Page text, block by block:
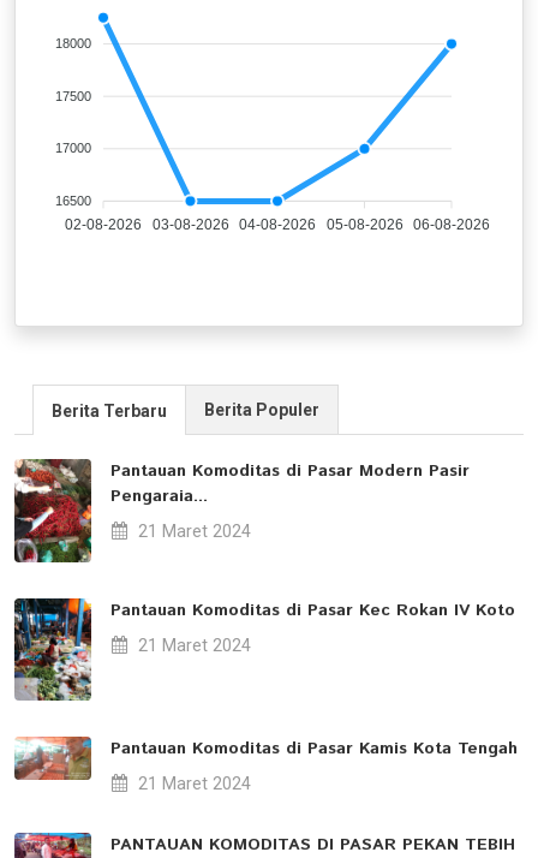
18000
17500
17000
16500
02-08-2026 03-08-2026 04-08-2026 05-08-2026 06-08-2026
Berita Terbaru Berita Populer
Pantauan Komoditas di Pasar Modern Pasir
Pengaraia...
21 Maret 2024
Pantauan Komoditas di Pasar Kec Rokan IV Koto
21 Maret 2024
Pantauan Komoditas di Pasar Kamis Kota Tengah
21 Maret 2024
PANTAUAN KOMODITAS DI PASAR PEKAN TEBIH